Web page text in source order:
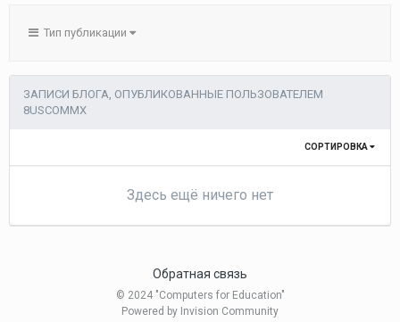
Тип публикации
ЗАПИСИ БЛОГА, ОПУБЛИКОВАННЫЕ ПОЛЬЗОВАТЕЛЕМ
8USCOMMX
СОРТИРОВКА
Здесь ещё ничего нет
Обратная связь
© 2024 "Computers for Education"
Powered by Invision Community